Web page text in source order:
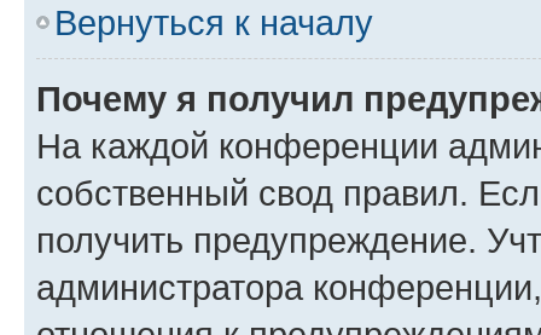
Вернуться к началу
Почему я получил
На каждой конференции
собственный свод правил.
получить предупреждение.
администратора